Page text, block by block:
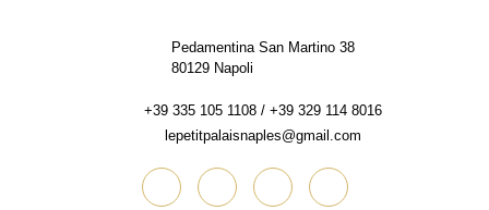
Pedamentina San Martino 38
80129 Napoli
+39 335 105 1108 / +39 329 114 8016
lepetitpalaisnaples@gmail.com